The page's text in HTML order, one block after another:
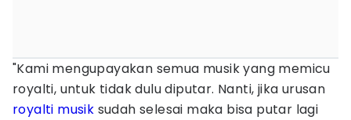
"Kami mengupayakan semua musik yang memicu
royalti, untuk tidak dulu diputar. Nanti, jika urusan
royalti musik sudah selesai maka bisa putar lagi